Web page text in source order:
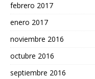
febrero 2017
enero 2017
noviembre 2016
octubre 2016
septiembre 2016